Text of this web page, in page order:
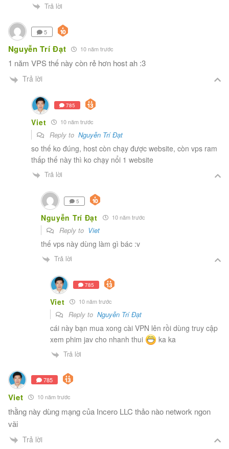
Trả lời
5
Nguyễn Trí Đạt 10 năm trước
1 năm VPS thế này còn rẻ hơn host ah :3
Trả lời
785
Viet 10 năm trước
Reply toNguyễn Trí Đạt
so thế ko đúng, host còn chạy được website, còn vps ram
thấp thế này thì ko chạy nổi 1 website
Trả lời
5
Nguyễn Trí Đạt 10 năm trước
Reply to Viet
thế vps này dùng làm gì bác :v
Trả lời
785
Viet 10 năm trước
Reply to Nguyễn Trí Đạt
cái này bạn mua xong cài VPN lên rồi dùng truy cập
xem phim jav cho nhanh thui
ka ka
Trả lời
785
Viet 10 năm trước
thằng này dùng mạng của Incero LLC thảo nào network ngon
vãi
Trả lời